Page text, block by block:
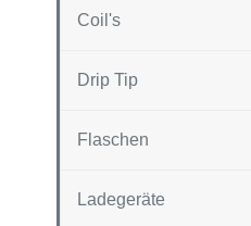
Coil's
Drip Tip
Flaschen
Ladegeräte